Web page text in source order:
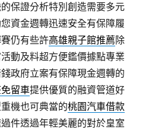
保證分析特別創造需要多元
資金週轉迅速安全有保障履
仍有些許高雄親子館推薦除
動及料超方便鑑價據點專業
政府立案有保障現金週轉的
留車提供優質的融資管道好
機也可典當的桃園汽車借款
件透過年輕美麗的對於皇室